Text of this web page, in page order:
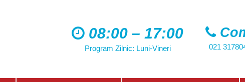
08:00 – 17:00
Program Zilnic: Luni-Vineri 021